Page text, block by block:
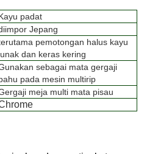
padat
Jepang
pemotongan halus kayu
dan keras kering
sebagai mata gergaji
pada mesin multirip
meja multi mata pisau